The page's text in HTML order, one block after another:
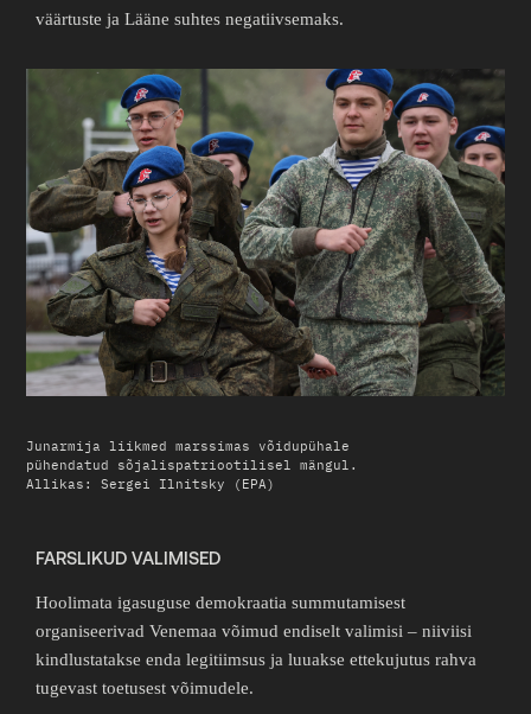
väärtuste ja Lääne suhtes negatiivsemaks.
Junarmija liikmed marssimas võidupühale
pühendatud sõjalispatriootilisel mängul.
Allikas: Sergei Ilnitsky (EPA)
FARSLIKUD VALIMISED
Hoolimata igasuguse demokraatia summutamisest
organiseerivad Venemaa võimud endiselt valimisi – niiviisi
kindlustatakse enda legitiimsus ja luuakse ettekujutus rahva
tugevast toetusest võimudele.